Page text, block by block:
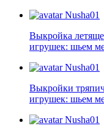
Nusha01
Выкройка
игрушек: шьем
Nusha01
Выкройки
игрушек: шьем
Nusha01